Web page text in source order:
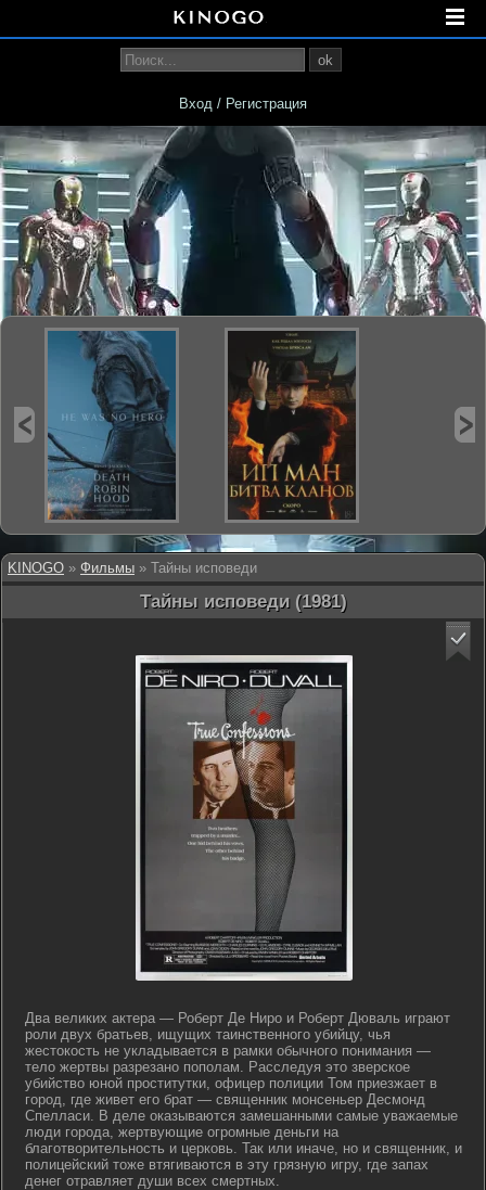
KINOGO » Фильмы » Тайны исповеди
Тайны исповеди (1981)
Два великих актера — Роберт Де Ниро и Роберт Дюваль играют
роли двух братьев, ищущих таинственного убийцу, чья
жестокость не укладывается в рамки обычного понимания —
тело жертвы разрезано пополам. Расследуя это зверское
убийство юной проститутки, офицер полиции Том приезжает в
город, где живет его брат — священник монсеньер Десмонд
Спелласи. В деле оказываются замешанными самые уважаемые
люди города, жертвующие огромные деньги на
благотворительность и церковь. Так или иначе, но и священник, и
полицейский тоже втягиваются в эту грязную игру, где запах
денег отравляет души всех смертных.
ok
Вход / Регистрация